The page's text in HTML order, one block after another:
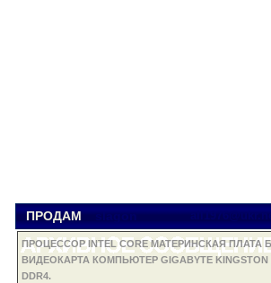
ПРОДАМ slagon
ПРОЦЕССОР INTEL CORE МАТЕРИНСКАЯ ПЛАТА
ВИДЕОКАРТА КОМПЬЮТЕР GIGABYTE
DDR4.